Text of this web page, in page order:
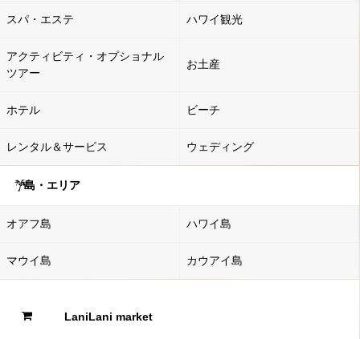
スパ・エステ ハワイ観光
アクティビティ・オプショナル
ツアー
お土産
ホテル ビーチ
レンタル＆サービス ウェディング
島・エリア
オアフ島 ハワイ島
マウイ島 カウアイ島
LaniLani market